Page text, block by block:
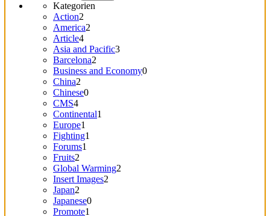
Kategorien
Action2
America2
Article4
Asia and Pacific3
Barcelona2
Business and Economy0
China2
Chinese0
CMS4
Continental1
Europe1
Fighting1
Forums1
Fruits2
Global Warming2
Insert Images2
Japan2
Japanese0
Promote1